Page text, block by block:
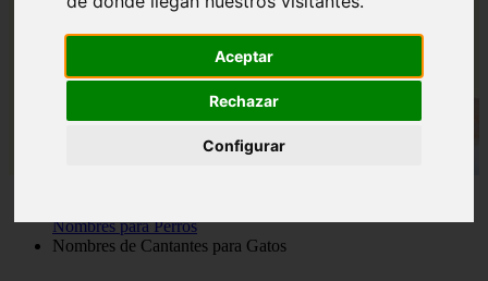
Aceptar
Rechazar
Configurar
Nombres para Perros
Nombres de Cantantes para Gatos